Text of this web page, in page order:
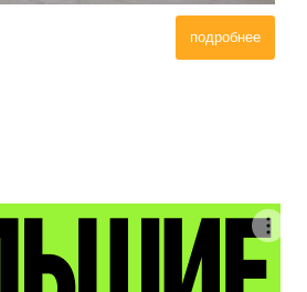
подробнее